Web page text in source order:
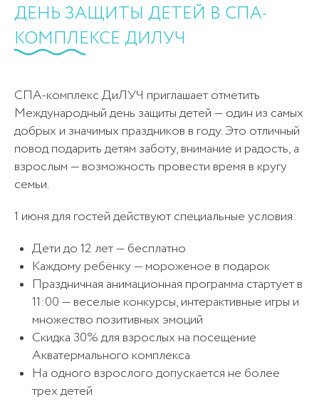
ДЕНЬ ЗАЩИТЫ ДЕТЕЙ В СПА-
КОМПЛЕКСЕ ДИЛУЧ
СПА-комплекс ДиЛУЧ приглашает отметить
Международный день защиты детей — один из самых
добрых и значимых праздников в году. Это отличный
повод подарить детям заботу, внимание и радость, а
взрослым — возможность провести время в кругу
семьи.
1 июня для гостей действуют специальные условия:
Дети до 12 лет — бесплатно
Каждому ребёнку — мороженое в подарок
Праздничная анимационная программа стартует в
11:00 — веселые конкурсы, интерактивные игры и
множество позитивных эмоций
Скидка 30% для взрослых на посещение
Акватермального комплекса
На одного взрослого допускается не более
трех детей